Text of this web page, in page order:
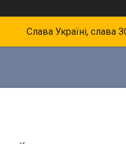
Слава Україні, слава